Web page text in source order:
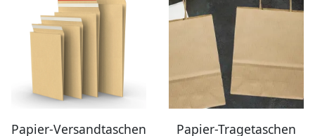
Papier-Versandtaschen Papier-Tragetaschen